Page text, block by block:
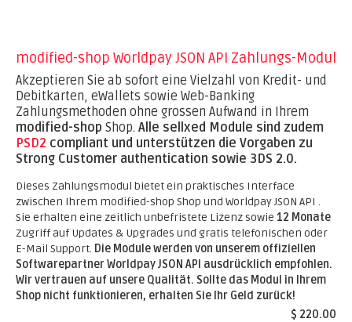
modified-shop Worldpay JSON API Zahlungs-Modul
Akzeptieren Sie ab sofort eine Vielzahl von Kredit- und
Debitkarten, eWallets sowie Web-Banking
Zahlungsmethoden ohne grossen Aufwand in Ihrem
modified-shop Shop. Alle sellxed Module sind zudem
PSD2 compliant und unterstützen die Vorgaben zu
Strong Customer authentication sowie 3DS 2.0.
Dieses Zahlungsmodul bietet ein praktisches Interface
zwischen Ihrem modified-shop Shop und Worldpay JSON API .
Sie erhalten eine zeitlich unbefristete Lizenz sowie 12 Monate
Zugriff auf Updates & Upgrades und gratis telefonischen oder
E-Mail Support. Die Module werden von unserem offiziellen
Softwarepartner Worldpay JSON API ausdrücklich empfohlen.
Wir vertrauen auf unsere Qualität. Sollte das Modul in Ihrem
Shop nicht funktionieren, erhalten Sie Ihr Geld zurück!
$ 220.00